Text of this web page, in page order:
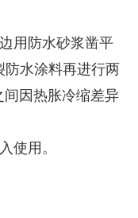
用防水砂浆凿平
防水涂料再进行两
因热胀冷缩差异
使用。